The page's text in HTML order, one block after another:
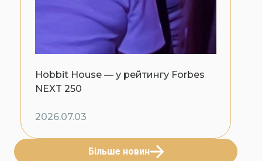
Hobbit House — у рейтингу Forbes
NEXT 250
2026.07.03
Більше новин